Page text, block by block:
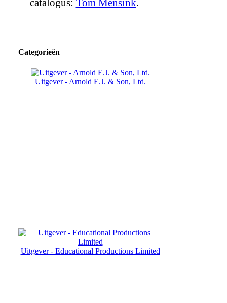
catalogus: Tom Mensink.
Categorieën
Uitgever - Arnold E.J. & Son, Ltd.
Uitgever - Educational Productions Limited